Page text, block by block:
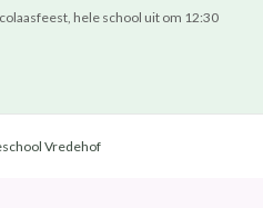
hele school uit om 12:30
Vredehof